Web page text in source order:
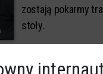
zostają pokarmy
stoły.